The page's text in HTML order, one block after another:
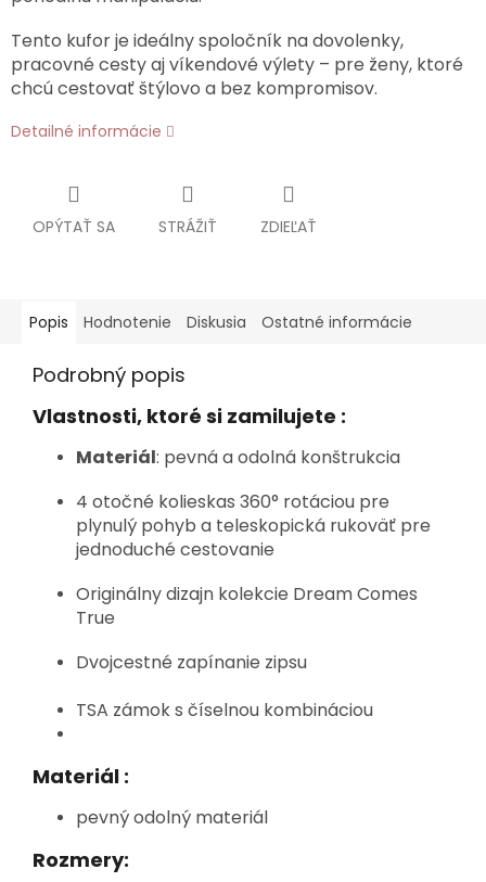
Tento kufor je ideálny spoločník na dovolenky,
pracovné cesty aj víkendové výlety – pre ženy, ktoré
chcú cestovať štýlovo a bez kompromisov.
Detailné informácie
OPÝTAŤ SA STRÁŽIŤ ZDIEĽAŤ
Popis Hodnotenie Diskusia Ostatné informácie
Podrobný popis
Vlastnosti, ktoré si zamilujete :
Materiál: pevná a odolná konštrukcia
4 otočné kolieskas 360° rotáciou pre
plynulý pohyb a teleskopická rukoväť pre
jednoduché cestovanie
Originálny dizajn kolekcie Dream Comes
True
Dvojcestné zapínanie zipsu
TSA zámok s číselnou kombináciou
Materiál :
pevný odolný materiál
Rozmery: